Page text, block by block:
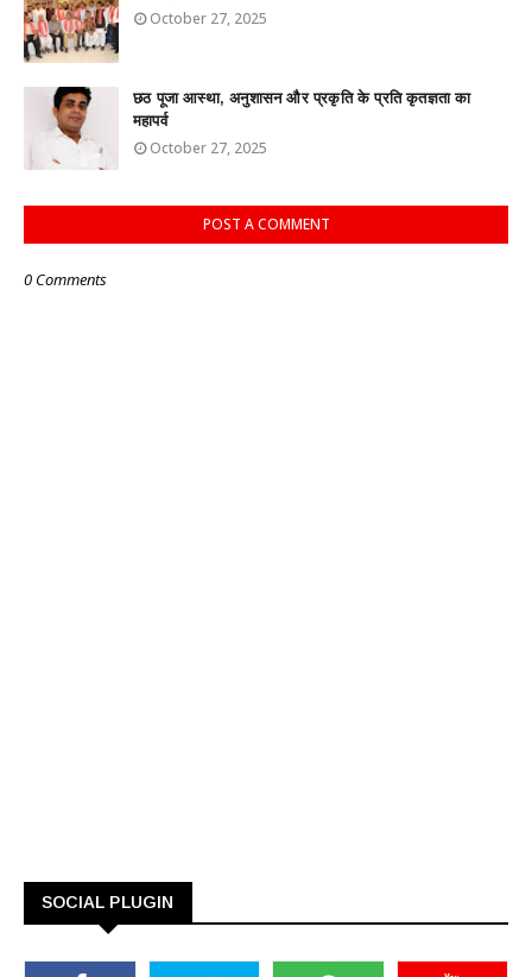
October 27, 2025
छठ पूजा आस्था, अनुशासन और प्रकृति के प्रति कृतज्ञता का
महापर्व
October 27, 2025
POST A COMMENT
0 Comments
SOCIAL PLUGIN